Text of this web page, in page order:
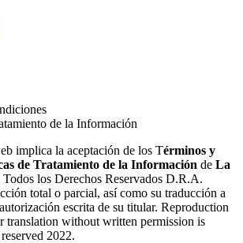
de la Información
implica la aceptación de los Términos y
de Tratamiento de la Información de La
Todos los Derechos Reservados D.R.A.
total o parcial, así como su traducción a
escrita de su titular. Reproduction
translation without written permission is
2022.